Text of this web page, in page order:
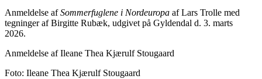
Anmeldelse afSommerfuglene i Nordeuropa af Lars Trolle med
tegninger af Birgitte Rubæk, udgivet på Gyldendal d. 3. marts
2026.
Anmeldelse af Ileane Thea Kjærulf Stougaard
Foto: Ileane Thea Kjærulf Stougaard